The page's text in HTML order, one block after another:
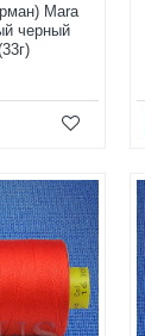
Mara
черный